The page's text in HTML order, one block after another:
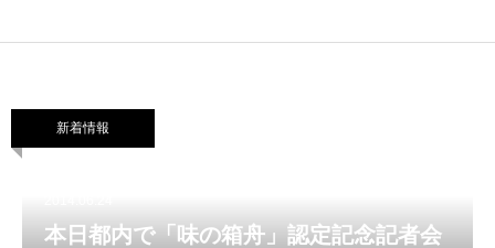
新着情報
本日都内で「味の箱舟」認定記念記者会